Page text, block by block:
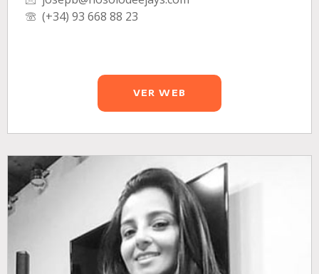
(+34) 93 668 88 23
VER WEB